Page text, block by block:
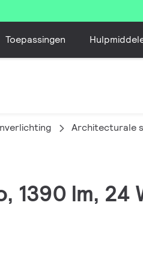
Toepassingen
Architecturale
1390 lm, 24